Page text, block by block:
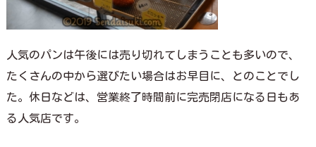
人気のパンは午後には売り切れてしまうことも多いので、
たくさんの中から選びたい場合はお早目に、とのことでし
た。休日などは、営業終了時間前に完売閉店になる日もあ
る人気店です。